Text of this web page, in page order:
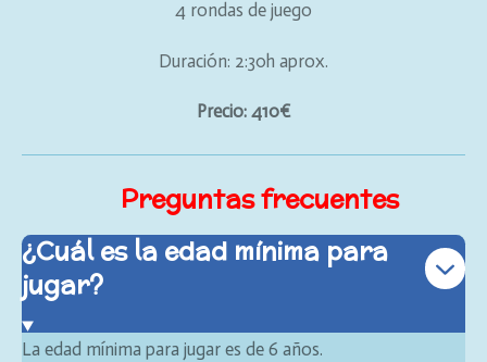
4 rondas de juego
Duración: 2:30h aprox.
Precio: 410€
Preguntasfrecuentes
¿Cuál es la edad mínima para
jugar?
La edad mínima para jugar es de 6 años.